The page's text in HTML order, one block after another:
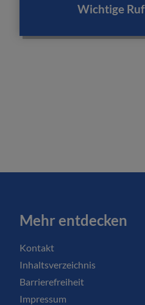
Wichtige
Mehr entdecken
Kontakt
Inhaltsverzeichnis
Barrierefreiheit
Impressum